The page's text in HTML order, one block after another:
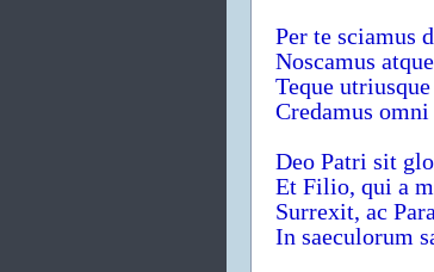
Per te sciamus
Noscamus
Teque
Credamus
Deo Patri sit
Et Filio, qui a
Surrexit, ac
In saeculorum